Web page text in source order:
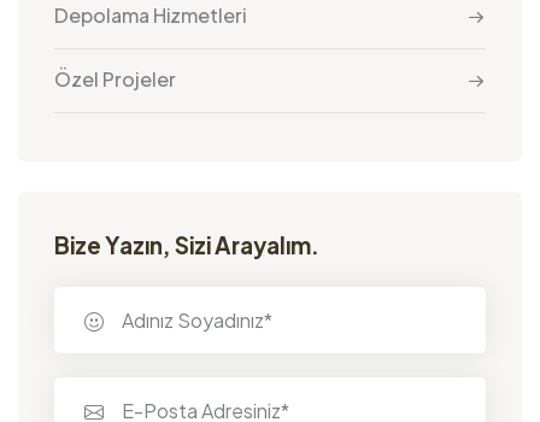
Depolama Hizmetleri
Özel Projeler
Bize Yazın, Sizi Arayalım.